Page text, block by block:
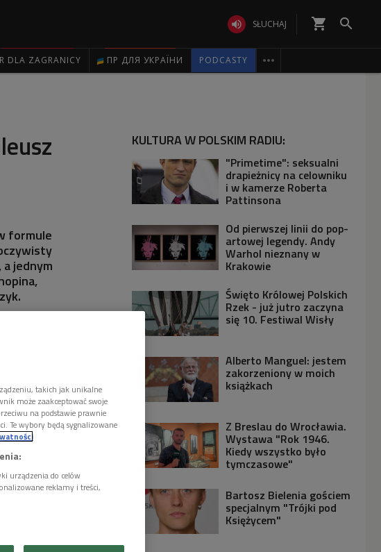
 SŁUCHAJ shopping_cart 
DLA ZAGRANICY ПР ДЛЯ УКРАЇНИ PODCASTY 
formule
jednym
KULTURA W POLSKIM RADIU:
"Primetime": seksualni
drapieżnicy na celowniku
i w kamerze Roberta
Pattinsona
Od pierwszej linii do pop-
artowej legendy. Andy
Warhol nieznany w
Krakowie
Święto Królowej Polskich
Rzek - już jutro zaczyna
się 10. Festiwal Wisły
Alberto Manguel: jestem
zakorzeniony w moich
książkach
Z Breslau do Wrocławia.
Wystawa "Rok 1946.
Kiedy wszystko było
tymczasowe"
Bartosz Bielenia gościem
specjalnym "Trójki pod
Księżycem"
takich jak unikalne
może zaakceptować swoje
na podstawie prawnie
Te wybory będą sygnalizowane
urządzenia do celów
reklamy i treści,